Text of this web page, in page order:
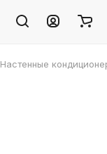
Настенные